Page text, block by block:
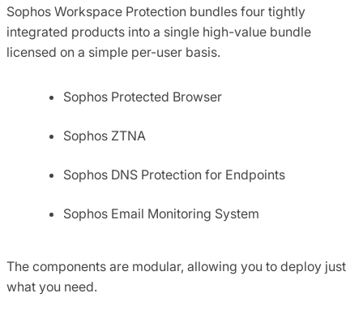
Sophos Workspace Protection bundles four tightly
integrated products into a single high-value bundle
licensed on a simple per-user basis.
Sophos Protected Browser
Sophos ZTNA
Sophos DNS Protection for Endpoints
Sophos Email Monitoring System
The components are modular, allowing you to deploy just
what you need.